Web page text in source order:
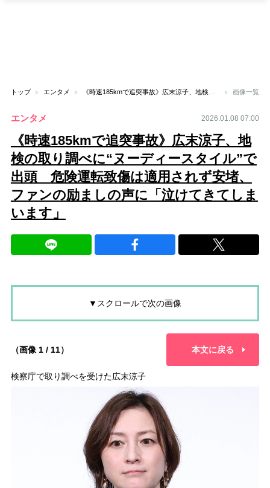
トップ エンタメ 《時速185kmで追突事故》広末涼子、地検の取り調べに“ヌーディースタイル”で出頭 危険運転致傷は適用されず安堵、ファンの励ましの声に「泣けてきてしまいます」 画像一覧
エンタメ 2026.01.08 07:00
《時速185kmで追突事故》広末涼子、地
検の取り調べに“ヌーディースタイル”で
出頭 危険運転致傷は適用されず安堵、
ファンの励ましの声に「泣けてきてしま
います」
▼スクロールで次の画像
（画像 1 / 11） 本文に戻る
検察庁で取り調べを受けた広末涼子